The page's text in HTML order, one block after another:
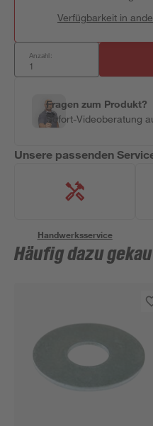
Verfügbarkeit in
Anzahl:
Fragen zum Produkt?
Sofort-Videoberatung
Unsere passenden
Handwerksservice
Häufig dazu